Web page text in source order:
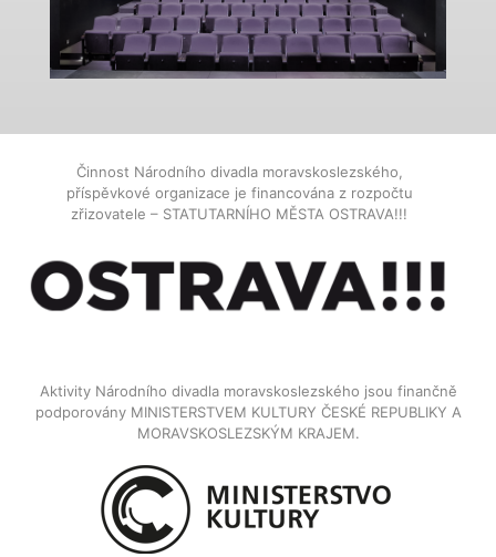
Činnost Národního divadla moravskoslezského,
příspěvkové organizace je financována z rozpočtu
zřizovatele – STATUTARNÍHO MĚSTA OSTRAVA!!!
Aktivity Národního divadla moravskoslezského jsou finančně
podporovány MINISTERSTVEM KULTURY ČESKÉ REPUBLIKY A
MORAVSKOSLEZSKÝM KRAJEM.